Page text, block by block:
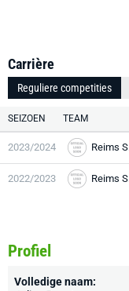
Carrière
Reguliere competities
SEIZOEN TEAM
2023/2024 Reims Sainte-A
2022/2023 Reims Sainte-A
Profiel
Volledige naam: